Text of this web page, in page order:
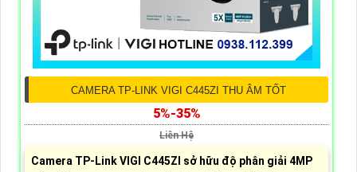
CAMERA TP-LINK VIGI C445ZI THU ÂM TỐT
5%-35%
Liên Hệ
Camera TP-Link VIGI C445ZI sở hữu độ phân giải 4MP